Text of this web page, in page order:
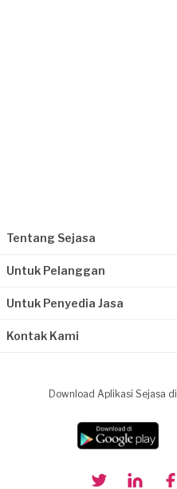
Tentang Sejasa
Untuk Pelanggan
Untuk Penyedia Jasa
Kontak Kami
Download Aplikasi Sejasa di